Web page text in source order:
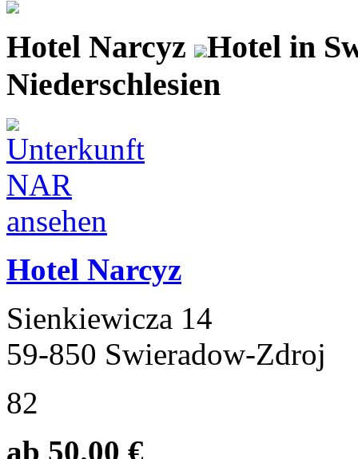
Hotel Narcyz Hotel in
Niederschlesien
Hotel Narcyz
Sienkiewicza 14
59-850 Swieradow-Zdroj
82
ab 50.00 €